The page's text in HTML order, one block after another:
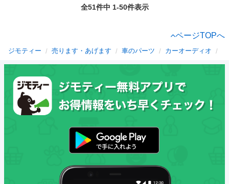
全51件中 1-50件表示
ページTOPへ
ジモティー 売ります・あげます 車のパーツ カーオーディオ